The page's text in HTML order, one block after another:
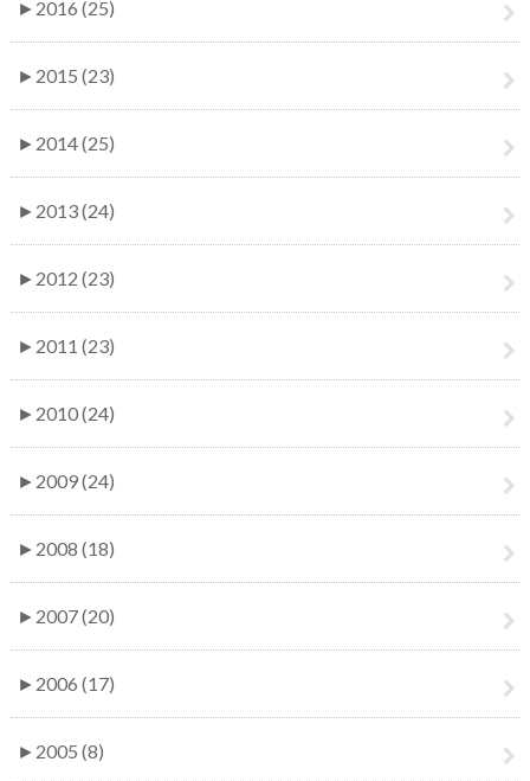
► 2016 (25)
► 2015 (23)
► 2014 (25)
► 2013 (24)
► 2012 (23)
► 2011 (23)
► 2010 (24)
► 2009 (24)
► 2008 (18)
► 2007 (20)
► 2006 (17)
► 2005 (8)